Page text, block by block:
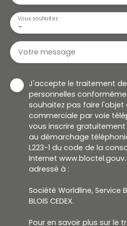
-
Vous souhaitez
Votre message
J'accepte le traitement
personnelles
souhaitez pas faire
commerciale par voie
vous inscrire
au démarchage
L223-1 du code de la
Internet
adressé à :
Société Worldline, Service
BLOIS CEDEX.
Pour en savoir plus sur le